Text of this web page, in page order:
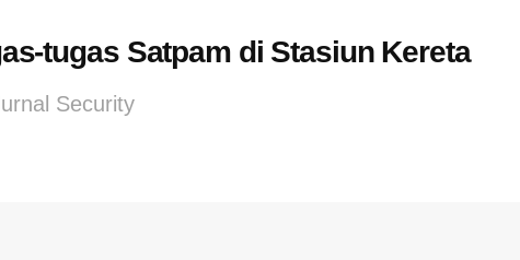
tugas Satpam di Stasiun Kereta
Security